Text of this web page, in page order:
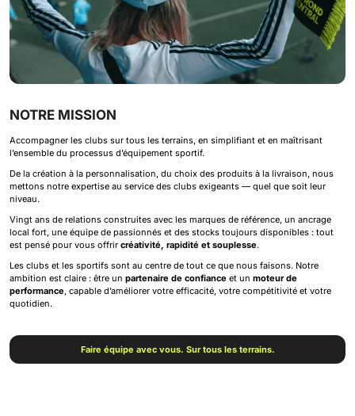
NOTRE MISSION
Accompagner les clubs sur tous les terrains, en simplifiant et en maîtrisant
l’ensemble du processus d’équipement sportif.
De la création à la personnalisation, du choix des produits à la livraison, nous
mettons notre expertise au service des clubs exigeants — quel que soit leur
niveau.
Vingt ans de relations construites avec les marques de référence, un ancrage
local fort, une équipe de passionnés et des stocks toujours disponibles : tout
est pensé pour vous offrir créativité, rapidité et souplesse.
Les clubs et les sportifs sont au centre de tout ce que nous faisons. Notre
ambition est claire : être un partenaire de confiance et un moteur de
performance, capable d’améliorer votre efficacité, votre compétitivité et votre
quotidien.
Faire équipe avec vous. Sur tous les terrains.